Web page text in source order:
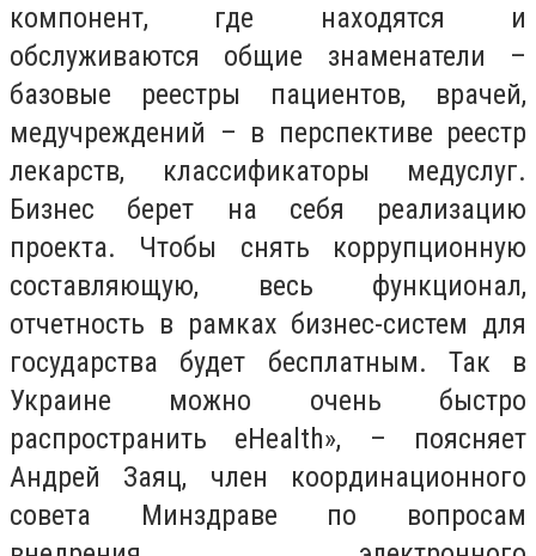
компонент, где находятся и
обслуживаются общие знаменатели –
базовые реестры пациентов, врачей,
медучреждений – в перспективе реестр
лекарств, классификаторы медуслуг.
Бизнес берет на себя реализацию
проекта. Чтобы снять коррупционную
составляющую, весь функционал,
отчетность в рамках бизнес-систем для
государства будет бесплатным. Так в
Украине можно очень быстро
распространить eHeаlth», – поясняет
Андрей Заяц, член координационного
совета Минздраве по вопросам